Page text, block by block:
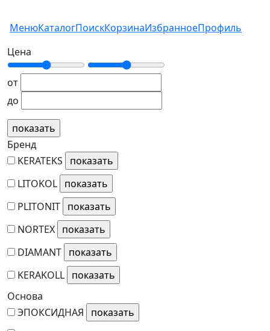
МенюКаталогПоискКорзинаИзбранноеПрофиль
Цена
от
до
Бренд
KERATEKS
LITOKOL
PLITONIT
NORTEX
DIAMANT
KERAKOLL
Основа
ЭПОКСИДНАЯ